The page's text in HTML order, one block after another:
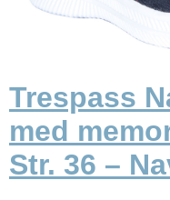
Trespass
med
Str. 36 –